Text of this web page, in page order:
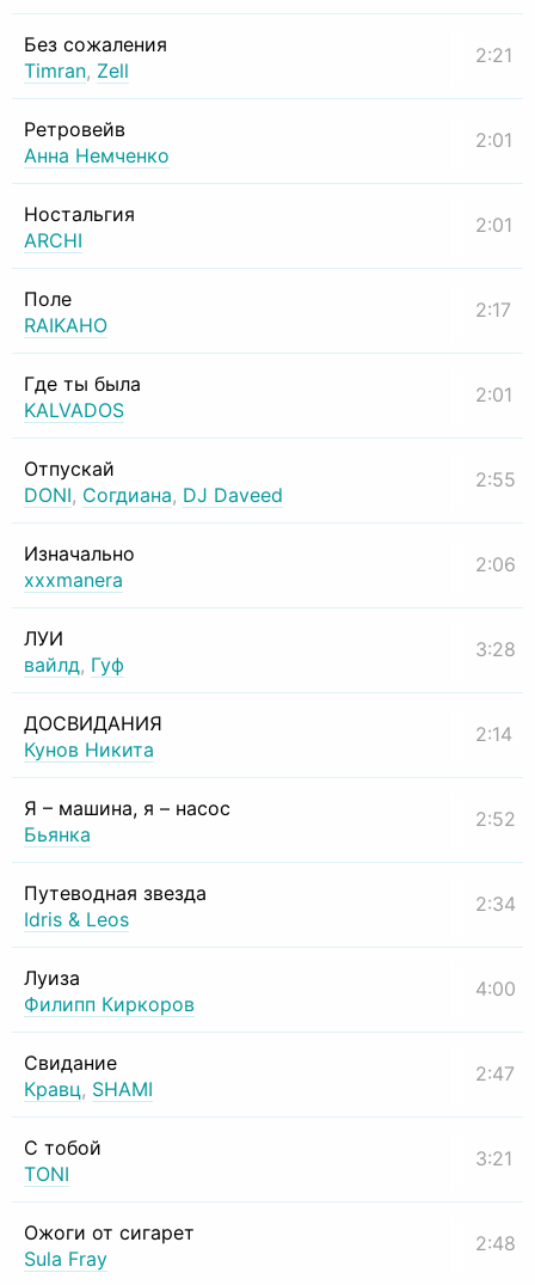
Без сожаления
Timran, Zell
2:21
Ретровейв
Анна Немченко
2:01
Ностальгия
ARCHI
2:01
Поле
RAIKAHO
2:17
Где ты была
KALVADOS
2:01
Отпускай
DONI, Согдиана, DJ Daveed
2:55
Изначально
xxxmanera
2:06
ЛУИ
вайлд, Гуф
3:28
ДОСВИДАНИЯ
Кунов Никита
2:14
Я – машина, я – насос
Бьянка
2:52
Путеводная звезда
Idris & Leos
2:34
Луиза
Филипп Киркоров
4:00
Свидание
Кравц, SHAMI
2:47
С тобой
TONI
3:21
Ожоги от сигарет
Sula Fray
2:48